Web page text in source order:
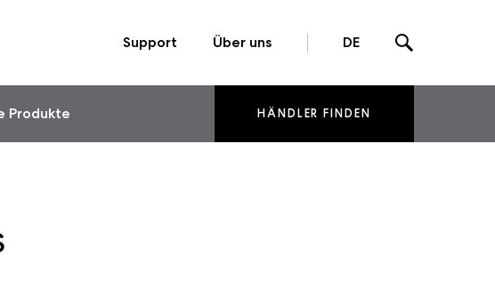
Support Über uns DE
Produkte HÄNDLER FINDEN